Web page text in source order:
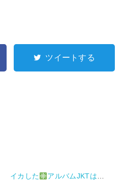
ツイートする
イカした
アルバムJKTは、